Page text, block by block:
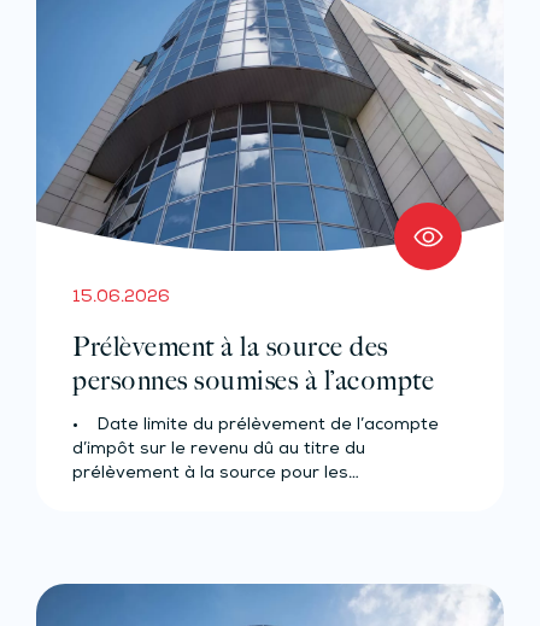
15.06.2026
Prélèvement à la source des
personnes soumises à l’acompte
• Date limite du prélèvement de l’acompte
d’impôt sur le revenu dû au titre du
prélèvement à la source pour les…